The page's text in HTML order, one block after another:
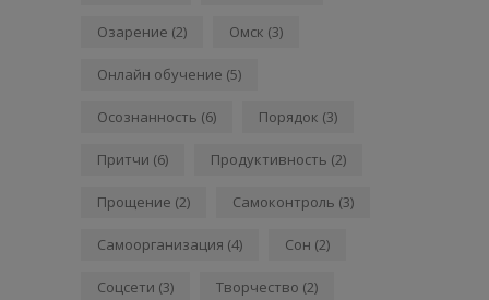
Озарение (2) Омск (3)
Онлайн обучение (5)
Осознанность (6) Порядок (3)
Притчи (6) Продуктивность (2)
Прощение (2) Самоконтроль (3)
Самоорганизация (4) Сон (2)
Соцсети (3) Творчество (2)